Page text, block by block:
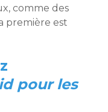
comme des
première est
pour les